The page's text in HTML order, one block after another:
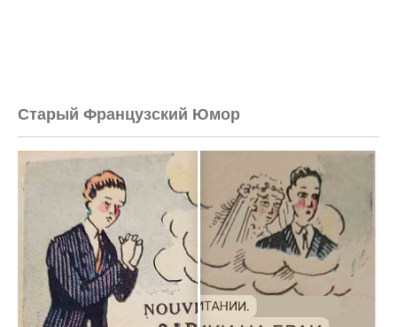
Старый Французский Юмор